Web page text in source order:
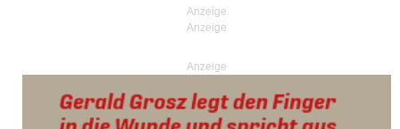
Anzeige